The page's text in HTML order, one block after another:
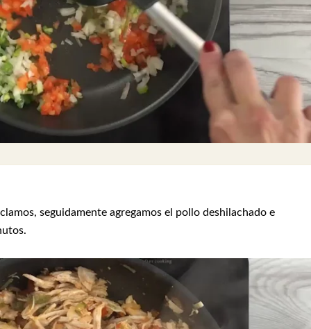
seguidamente agregamos el pollo deshilachado e